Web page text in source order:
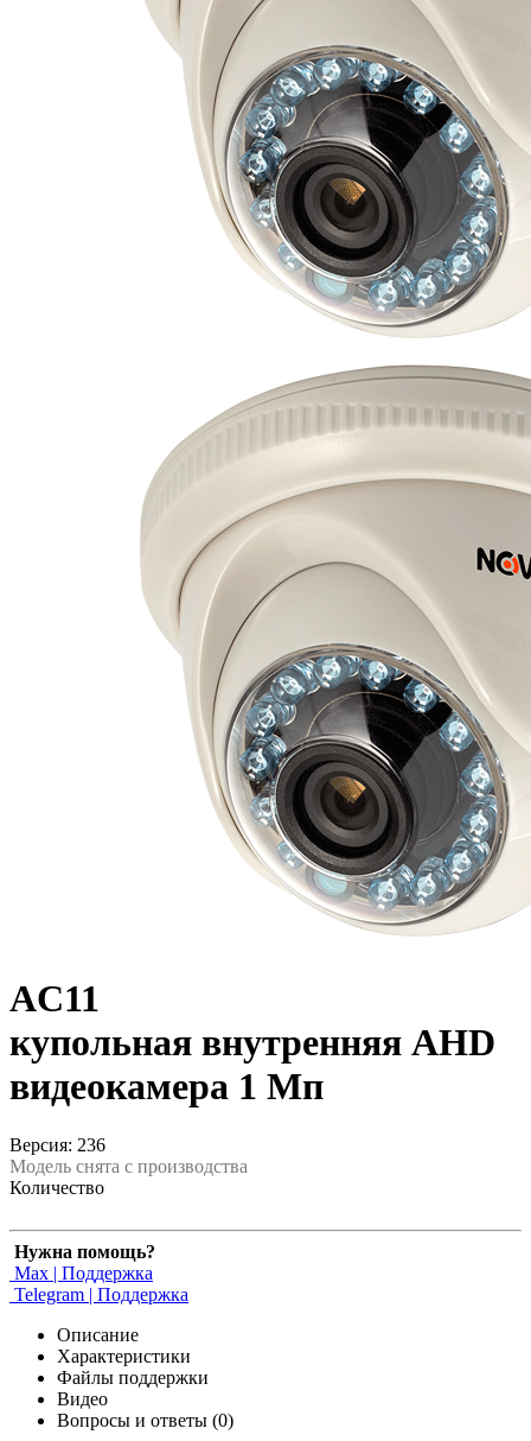
AC11
купольная внутренняя AHD
видеокамера 1 Мп
Версия: 236
Модель снята с производства
Количество
Нужна помощь?
Max | Поддержка
Telegram | Поддержка
Описание
Характеристики
Файлы поддержки
Видео
Вопросы и ответы (0)